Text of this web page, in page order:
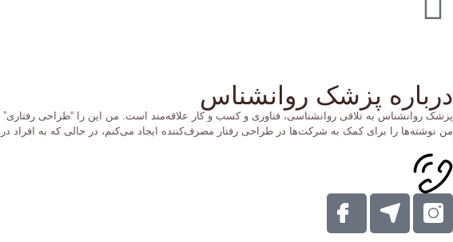
درباره پزشک روانشناس
پزشک روانشناس به تلاقی روانشناسی، فناوری و کسب و کار علاقه‌مند است. من این را “طراحی
من نوشته‌ها را برای کمک به شرکت‌ها در طراحی رفتار مصرف‌کننده ایجاد می‌کنم، در حالی که به افراد